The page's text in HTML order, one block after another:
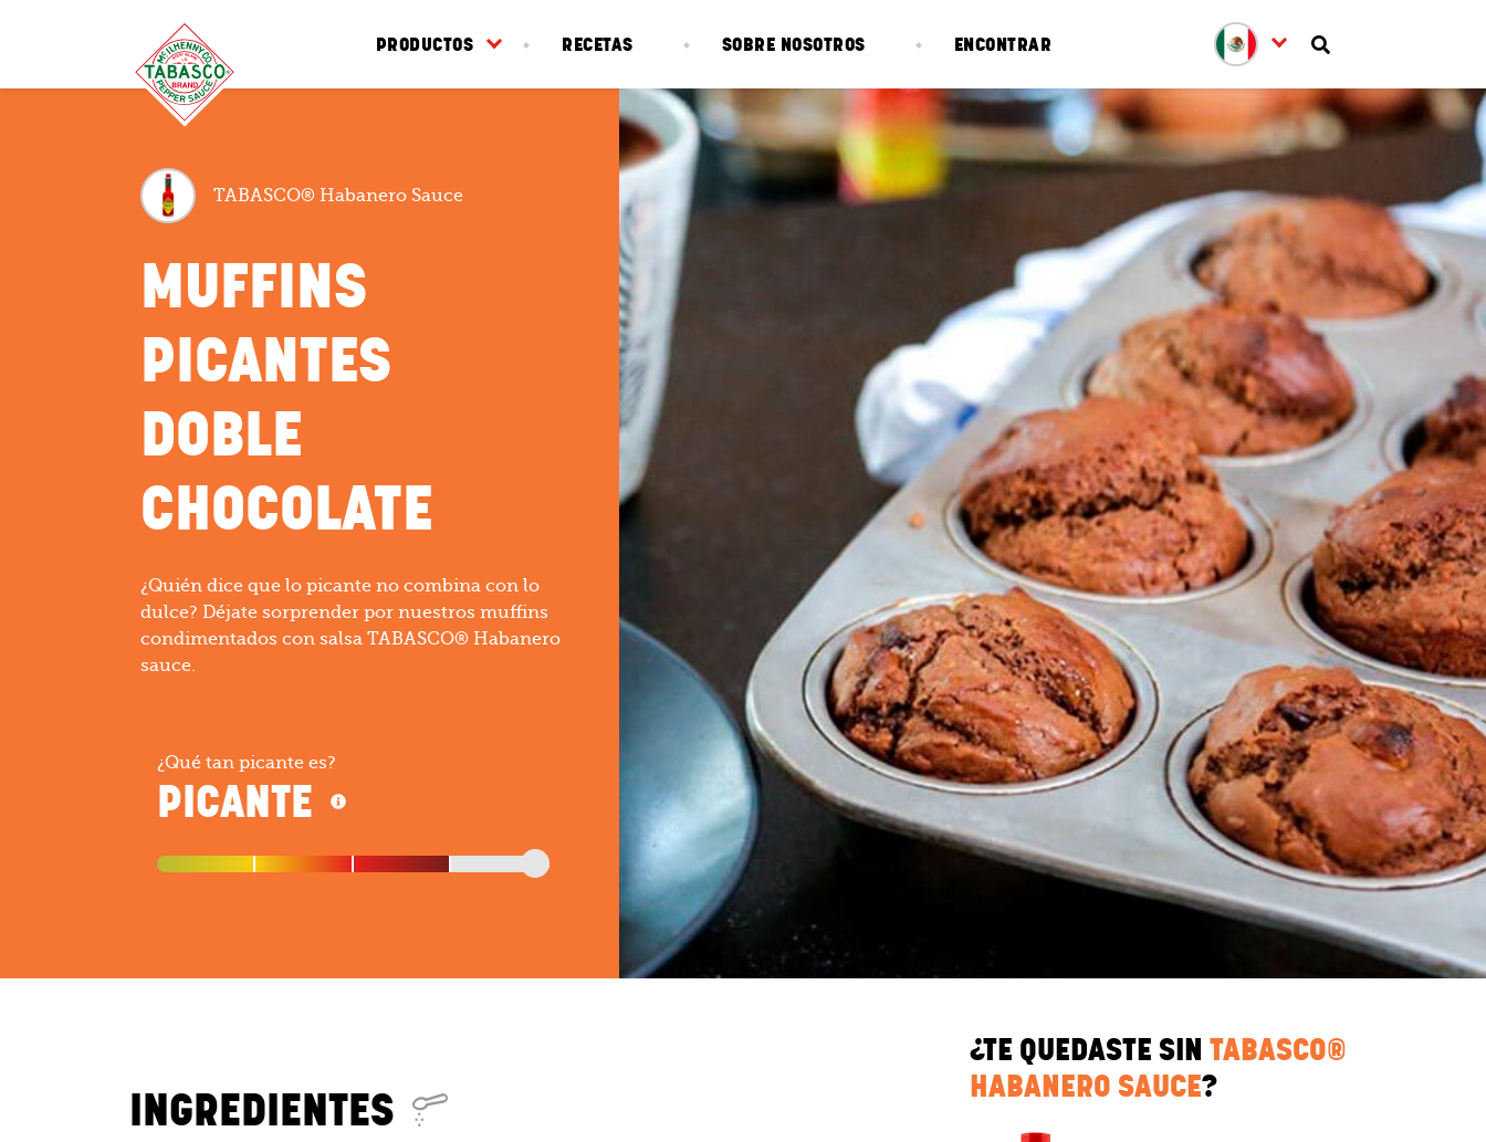
PRODUCTOS RECETAS SOBRE NOSOTROS ENCONTRAR
TABASCO® Habanero Sauce
MUFFINS
PICANTES
DOBLE
CHOCOLATE
¿Quién dice que lo picante no combina con lo
dulce? Déjate sorprender por nuestros muffins
condimentados con salsa TABASCO® Habanero
sauce.
¿Qué tan picante es?
PICANTE
INGREDIENTES
¿TE QUEDASTE SIN TABASCO®
HABANERO SAUCE?